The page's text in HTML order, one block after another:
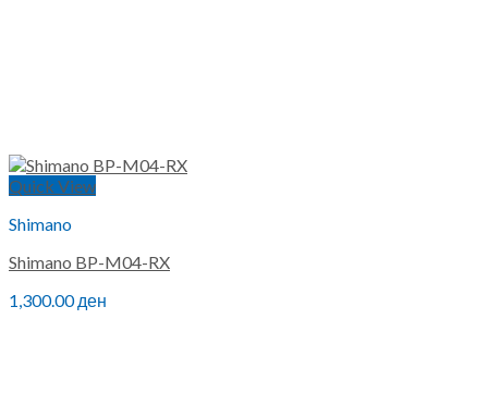
Quick View
Shimano
Shimano BP-M04-RX
1,300.00ден